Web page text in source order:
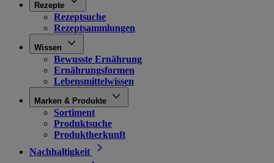
Rezepte
Rezeptsuche
Rezeptsammlungen
Wissen
Bewusste Ernährung
Ernährungsformen
Lebensmittelwissen
Marken & Produkte
Sortiment
Produktsuche
Produktherkunft
Nachhaltigkeit